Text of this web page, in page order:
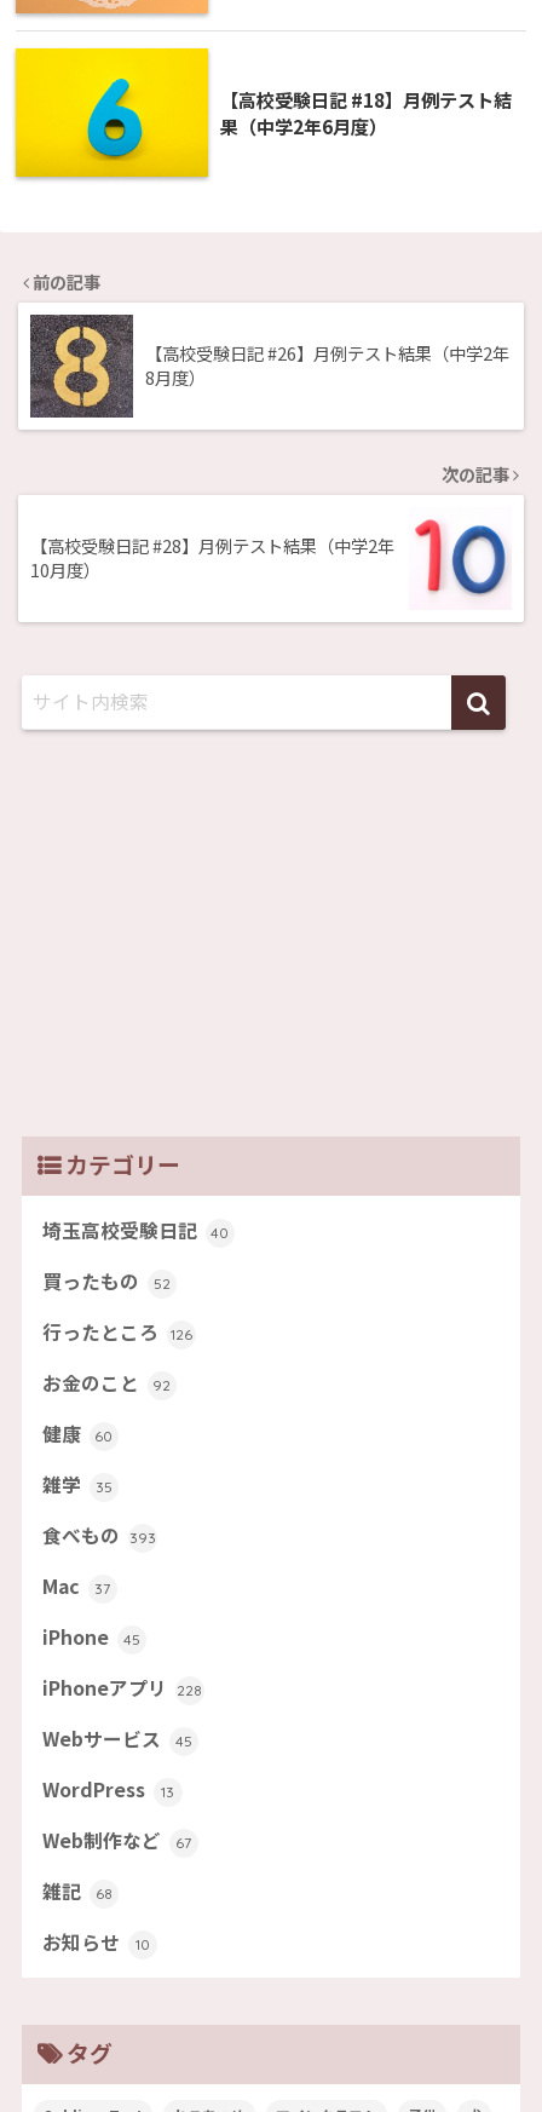
【高校受験日記 #18】月例テスト結
果（中学2年6月度）
前の記事
【高校受験日記 #26】月例テスト結果（中学2年
8月度）
次の記事
【高校受験日記 #28】月例テスト結果（中学2年
10月度）
カテゴリー
埼玉高校受験日記 40
買ったもの 52
行ったところ 126
お金のこと 92
健康 60
雑学 35
食べもの 393
Mac 37
iPhone 45
iPhoneアプリ 228
Webサービス 45
WordPress 13
Web制作など 67
雑記 68
お知らせ 10
タグ